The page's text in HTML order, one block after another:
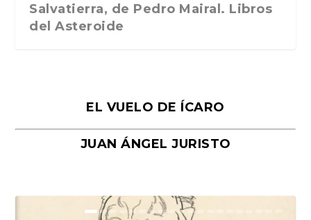
Salvatierra, de Pedro Mairal. Libros
del Asteroide
EL VUELO DE ÍCARO
JUAN ÁNGEL JURISTO